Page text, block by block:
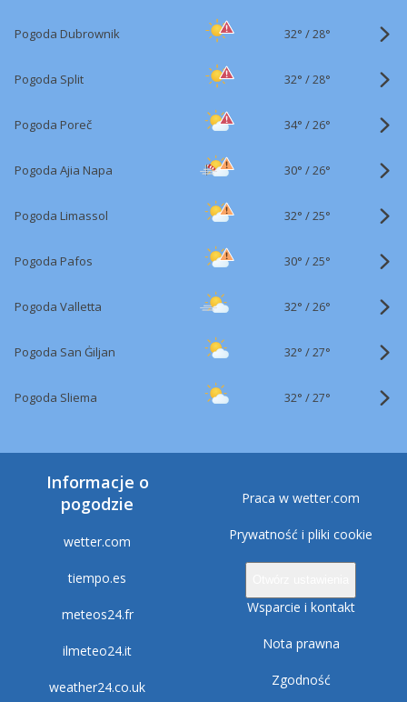
Pogoda Dubrownik 32° /28°
Pogoda Split 32° /28°
Pogoda Poreč 34° /26°
Pogoda Ajia Napa 30° /26°
Pogoda Limassol 32° /25°
Pogoda Pafos 30° /25°
Pogoda Valletta 32° /26°
Pogoda San Ġiljan 32° /27°
Pogoda Sliema 32° /27°
Informacje o
pogodzie
wetter.com
tiempo.es
meteos24.fr
ilmeteo24.it
weather24.co.uk
Praca w wetter.com
Prywatność i pliki cookie
Wsparcie i kontakt
Nota prawna
Zgodność